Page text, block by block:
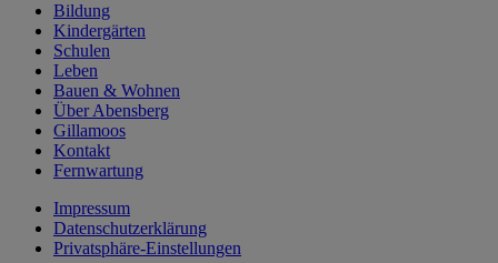
Bildung
Kindergärten
Schulen
Leben
Bauen & Wohnen
Über Abensberg
Gillamoos
Kontakt
Fernwartung
Impressum
Datenschutzerklärung
Privatsphäre-Einstellungen